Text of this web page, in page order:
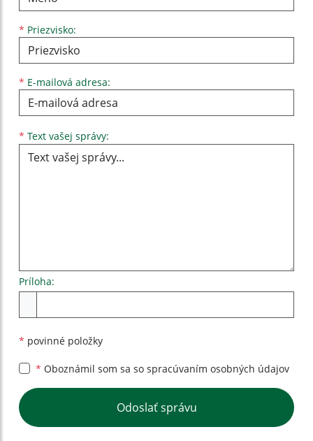
* Priezvisko:
* E-mailová adresa:
* Text vašej správy:
Príloha:
* povinné položky
* Oboznámil som sa so spracúvaním osobných údajov
Google reCaptcha Response
Odoslať správu